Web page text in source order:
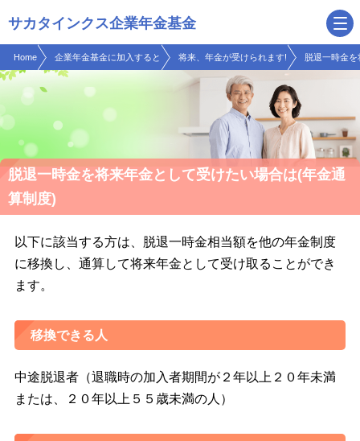
サカタインクス企業年金基金
Home 企業年金基金に加入すると 将来、年金が受けられます! 脱退一時金
脱退一時金を将来年金として受けたい場合は(年金通
算制度)
以下に該当する方は、脱退一時金相当額を他の年金制度
に移換し、通算して将来年金として受け取ることができ
ます。
移換できる人
中途脱退者（退職時の加入者期間が２年以上２０年未満
または、２０年以上５５歳未満の人）